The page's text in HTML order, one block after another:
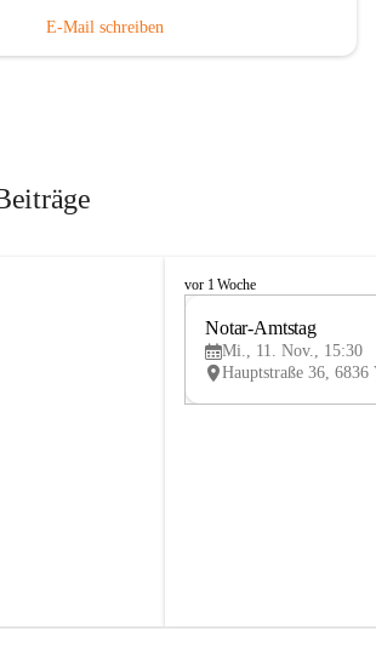
E-Mail schreiben
V
vor 1 Woche
Notar-Amtstag
Mi., 11. Nov., 15:30